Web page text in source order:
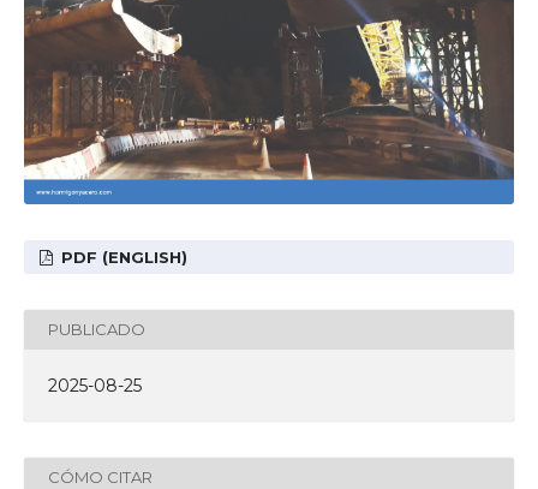
PDF (ENGLISH)
PUBLICADO
2025-08-25
CÓMO CITAR